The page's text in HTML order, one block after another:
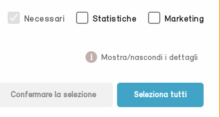
Necessari Statistiche Marketing
Mostra/nascondi i dettagli
Confermare la selezione Seleziona tutti